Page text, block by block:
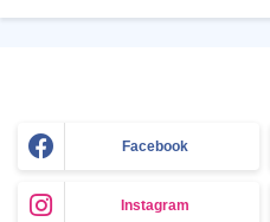
Facebook
Instagram